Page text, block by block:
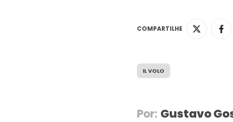
COMPARTILHE
IL VOLO
Por: Gustavo